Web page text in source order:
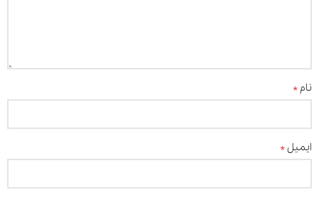
نام*
ایمیل*